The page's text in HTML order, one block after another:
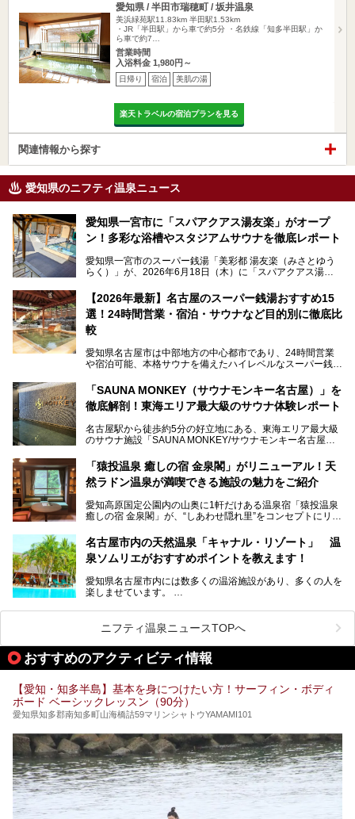
愛知県 / 半田市瑞穂町 / 坂井温泉
美浜緑苑駅11.83km 半田駅1.53km
・JR「半田駅」から車で約5分 ・名鉄線「知多半田駅」か
ら車で約7…
営業時間
入浴料金 1,980円～
日帰り 宿泊 美肌の湯
楽天トラベルの宿泊プランを見る
関連情報から探す
愛知県のニフティ温泉ニュース
愛知県一宮市に「スパアクアス湯友楽」がオープ
ン！多彩な浴槽やスタジアムサウナを徹底レポート
愛知県一宮市のスーパー銭湯「美彩都 湯友楽（みさとゆう
らく）」が、2026年6月18日（木）に「スパアクアス湯友
この地で30年にわたり愛され続けてきた施設だからこそ、
地元住民をはじめオープンを待ちわびている人も多いのでは
ないでしょうか。
老朽化した設備の補修を機に、2年前からじっくり構想を練
ってきたというだけあって、館内の充実度は想像以上。
以前の4倍に拡張したという露天エリアや10の浴槽、40人収
容の巨大なスタジアムサウナに、岩盤浴やリラクゼーション
までまるごと楽しめる施設に生まれ変わりました。
今回は、全面リニューアルして新しくなった「スパアクアス
【2026年最新】名古屋のスーパー銭湯おすすめ15
選！24時間営業・宿泊・サウナなど目的別に徹底比
較
愛知県名古屋市は中部地方の中心都市であり、24時間営業
や宿泊可能、本格サウナを備えたハイレベルなスーパー銭湯
そのため、「日々の仕事の疲れを心身ともにリセットした
い」「休日に時間を忘れて1日中ダラダラ過ごしたい」「コ
くある点が魅力です！
お好みの温泉施設を見つけて楽しんでくださいね。
「SAUNA MONKEY（サウナモンキー名古屋）」を
徹底解剖！東海エリア最大級のサウナ体験レポート
名古屋駅から徒歩約5分の好立地にある、東海エリア最大級
のサウナ施設「SAUNA MONKEY/サウナモンキー名古屋」
「名古屋駅周辺ってサウナが少ないよね」という声をよく耳
にするだけあり、アクセスの良さにも胸が高鳴ります。
今回は普段は男性専用となっているパブリックサウナが、女
さっそく取材してきました！
「猿投温泉 癒しの宿 金泉閣」がリニューアル！天
然ラドン温泉が満喫できる施設の魅力をご紹介
愛知高原国定公園内の山奥に1軒だけある温泉宿「猿投温泉
癒しの宿 金泉閣」が、“しあわせ隠れ里”をコンセプトにリニ
天然ラドン温泉が堪能できるお風呂や、新設・改装された客
室、地元の食材と温泉水で作られたお料理……。
ご紹介します。
名古屋市内の天然温泉「キャナル・リゾート」 温
泉ソムリエがおすすめポイントを教えます！
愛知県名古屋市内には数多くの温浴施設があり、多くの人を
楽しませています。
ムリエの目線で紹介していきます！
名古屋市内にはスーパー銭湯や日帰り温泉が多く、「どこに
行こうかな？」と悩んでしまう方も多いと思います。
ぜひこの記事を参考にして「キャナル・リゾート」に出かけ
てみるのはいかがでしょうか？
ニフティ温泉ニュースTOPへ
おすすめのアクティビティ情報
【愛知・知多半島】基本を身につけたい方！サーフィン・ボディ
ボード ベーシックレッスン（90分）
愛知県知多郡南知多町山海橋詰59マリンシャトウYAMAMI101